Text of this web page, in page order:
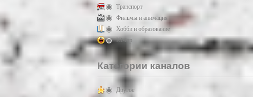
Транспорт
Фильмы и анимация
Хобби и образование
Юмор
Категории каналов
Другое